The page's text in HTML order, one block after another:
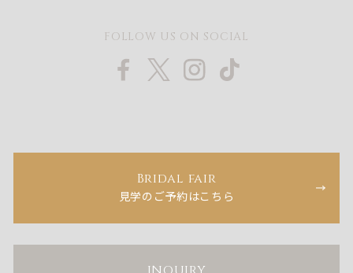
FOLLOW US ON SOCIAL
Bridal fair
見学のご予約はこちら